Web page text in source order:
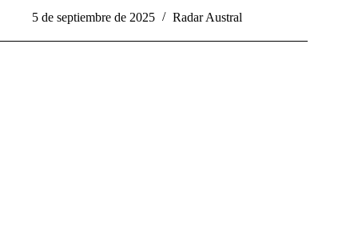
5 de septiembre de 2025
Radar Austral